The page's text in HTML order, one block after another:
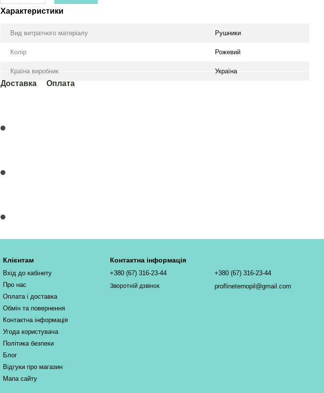
Характеристики
Вид витратного матеріалу Рушники
Колір Рожевий
Країна виробник Україна
Доставка Оплата
Клієнтам
Вхід до кабінету
Про нас
Оплата і доставка
Обмін та повернення
Контактна інформація
Угода користувача
Політика безпеки
Блог
Відгуки про магазин
Мапа сайту
Контактна інформація
+380 (67) 316-23-44
Зворотній дзвінок
+380 (67) 316-23-44
proflineternopil@gmail.com